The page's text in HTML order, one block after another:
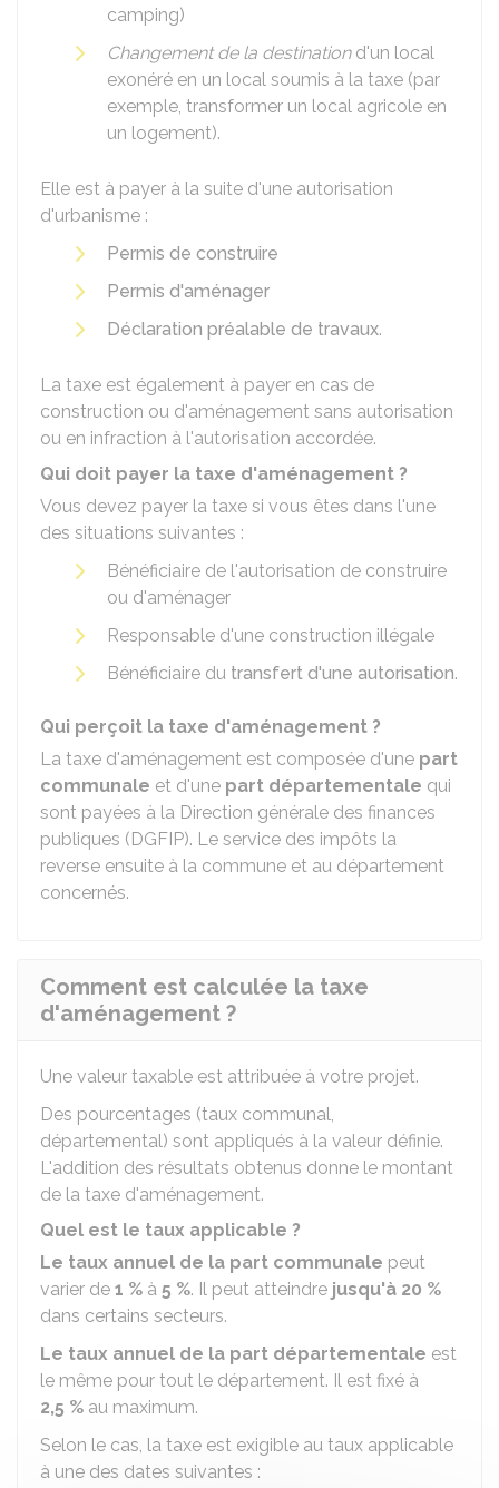
camping)
Changement de la destinationd'un local
exonéré en un local soumis à la taxe (par
exemple, transformer un local agricole en
un logement).
Elle est à payer à la suite d'une autorisation
d'urbanisme :
Permis de construire
Permis d'aménager
Déclaration préalable de travaux.
La taxe est également à payer en cas de
construction ou d'aménagement sans autorisation
ou en infraction à l'autorisation accordée.
Qui doit payer la taxe d'aménagement ?
Vous devez payer la taxe si vous êtes dans l'une
des situations suivantes :
Bénéficiaire de l'autorisation de construire
ou d'aménager
Responsable d'une construction illégale
Bénéficiaire du transfert d'une autorisation.
Qui perçoit la taxe d'aménagement ?
La taxe d'aménagement est composée d'une part
communale et d'une part départementale qui
sont payées à la Direction générale des finances
publiques (DGFIP). Le service des impôts la
reverse ensuite à la commune et au département
concernés.
Comment est calculée la taxe
d'aménagement ?
Une valeur taxable est attribuée à votre projet.
Des pourcentages (taux communal,
départemental) sont appliqués à la valeur définie.
L'addition des résultats obtenus donne le montant
de la taxe d'aménagement.
Quel est le taux applicable ?
Le taux annuel de la part communale peut
varier de 1 % à 5 %. Il peut atteindre jusqu'à 20 %
dans certains secteurs.
Le taux annuel de la part départementale est
le même pour tout le département. Il est fixé à
2,5 % au maximum.
Selon le cas, la taxe est exigible au taux applicable
à une des dates suivantes :